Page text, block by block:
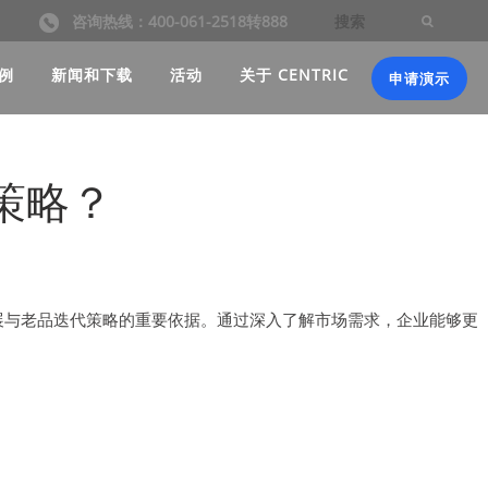
咨询热线：400-061-2518转888
新闻和下载 活动 关于 CENTRIC 申请演示
略？
老品迭代策略的重要依据。通过深入了解市场需求，企业能够更